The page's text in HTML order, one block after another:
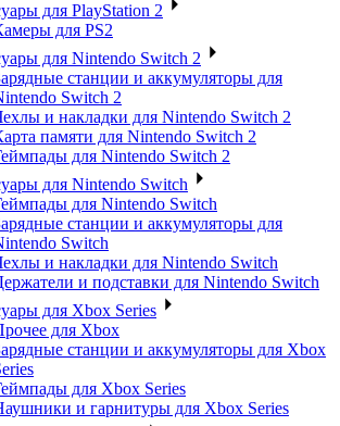
для PlayStation 2
для PS2
для Nintendo Switch 2
станции и аккумуляторы для
Switch 2
и накладки для Nintendo Switch 2
памяти для Nintendo Switch 2
для Nintendo Switch 2
для Nintendo Switch
для Nintendo Switch
станции и аккумуляторы для
Switch
и накладки для Nintendo Switch
и подставки для Nintendo Switch
для Xbox Series
для Xbox
станции и аккумуляторы для Xbox
для Xbox Series
и гарнитуры для Xbox Series